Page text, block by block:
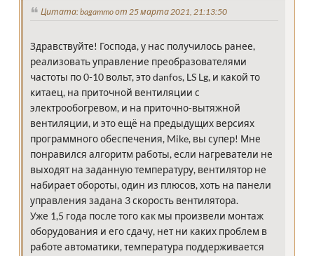
Цитата: bagammo от 25 марта 2021, 21:13:50
Здравствуйте! Господа, у нас получилось ранее,
реализовать управление преобразователями
частоты по 0-10 вольт, это danfos, LS Lg, и какой то
китаец, на приточной вентиляции с
электрообогревом, и на приточно-вытяжной
вентиляции, и это ещё на предыдущих версиях
программного обеспечения, Mike, вы супер! Мне
понравился алгоритм работы, если нагреватели не
выходят на заданную температуру, вентилятор не
набирает обороты, один из плюсов, хоть на панели
управления задана 3 скорость вентилятора.
Уже 1,5 года после того как мы произвели монтаж
оборудования и его сдачу, нет ни каких проблем в
работе автоматики, температура поддерживается